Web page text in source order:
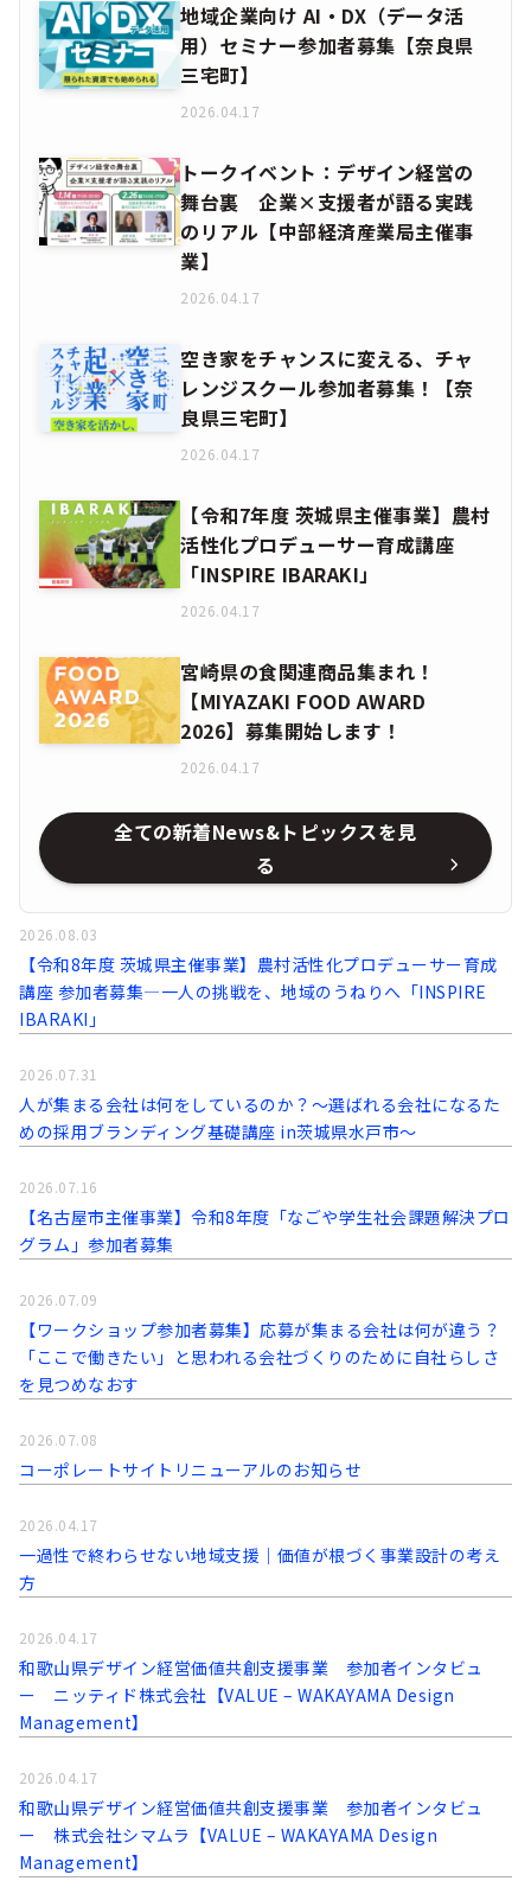
地域企業向け AI・DX（データ活
用）セミナー参加者募集【奈良県
三宅町】
2026.04.17
トークイベント：デザイン経営の
舞台裏 企業×支援者が語る実践
のリアル【中部経済産業局主催事
業】
2026.04.17
空き家をチャンスに変える、チャ
レンジスクール参加者募集！【奈
良県三宅町】
2026.04.17
【令和7年度 茨城県主催事業】農村
活性化プロデューサー育成講座
「INSPIRE IBARAKI」
2026.04.17
宮崎県の食関連商品集まれ！
【MIYAZAKI FOOD AWARD
2026】募集開始します！
2026.04.17
全ての新着News&トピックスを見
る
【令和8年度 茨城県主催事業】農村活性化プロデューサー育成
講座 参加者募集―一人の挑戦を、地域のうねりへ「INSPIRE
IBARAKI」
2026.08.03
人が集まる会社は何をしているのか？～選ばれる会社になるた
めの採用ブランディング基礎講座 in茨城県水戸市～
2026.07.31
【名古屋市主催事業】令和8年度「なごや学生社会課題解決プロ
グラム」参加者募集
2026.07.16
【ワークショップ参加者募集】応募が集まる会社は何が違う？
「ここで働きたい」と思われる会社づくりのために自社らしさ
を見つめなおす
2026.07.09
コーポレートサイトリニューアルのお知らせ
2026.07.08
一過性で終わらせない地域支援｜価値が根づく事業設計の考え
方
2026.04.17
和歌山県デザイン経営価値共創支援事業 参加者インタビュ
ー ニッティド株式会社【VALUE – WAKAYAMA Design
Management】
2026.04.17
和歌山県デザイン経営価値共創支援事業 参加者インタビュ
ー 株式会社シマムラ【VALUE – WAKAYAMA Design
Management】
2026.04.17